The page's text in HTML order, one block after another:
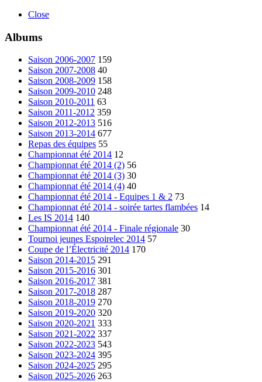
Close
Albums
Saison 2006-2007 159
Saison 2007-2008 40
Saison 2008-2009 158
Saison 2009-2010 248
Saison 2010-2011 63
Saison 2011-2012 359
Saison 2012-2013 516
Saison 2013-2014 677
Repas des équipes 55
Championnat été 2014 12
Championnat été 2014 (2) 56
Championnat été 2014 (3) 30
Championnat été 2014 (4) 40
Championnat été 2014 - Equipes 1 & 2 73
Championnat été 2014 - soirée tartes flambées 14
Les IS 2014 140
Championnat été 2014 - Finale régionale 30
Tournoi jeunes Espoirelec 2014 57
Coupe de l’Électricité 2014 170
Saison 2014-2015 291
Saison 2015-2016 301
Saison 2016-2017 381
Saison 2017-2018 287
Saison 2018-2019 270
Saison 2019-2020 320
Saison 2020-2021 333
Saison 2021-2022 337
Saison 2022-2023 543
Saison 2023-2024 395
Saison 2024-2025 295
Saison 2025-2026 263